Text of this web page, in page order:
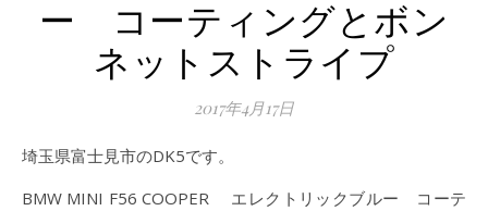
ー コーティングとボン
ネットストライプ
2017年4月17日
埼玉県富士見市のDK5です。
BMW MINI F56 COOPER エレクトリックブルー コーテ